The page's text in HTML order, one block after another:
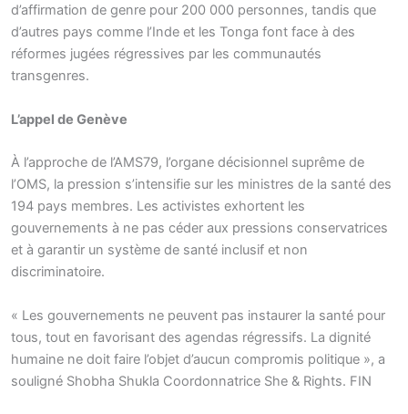
d’affirmation de genre pour 200 000 personnes, tandis que
d’autres pays comme l’Inde et les Tonga font face à des
réformes jugées régressives par les communautés
transgenres.
L’appel de Genève
À l’approche de l’AMS79, l’organe décisionnel suprême de
l’OMS, la pression s’intensifie sur les ministres de la santé des
194 pays membres. Les activistes exhortent les
gouvernements à ne pas céder aux pressions conservatrices
et à garantir un système de santé inclusif et non
discriminatoire.
« Les gouvernements ne peuvent pas instaurer la santé pour
tous, tout en favorisant des agendas régressifs. La dignité
humaine ne doit faire l’objet d’aucun compromis politique », a
souligné Shobha Shukla Coordonnatrice She & Rights. FIN